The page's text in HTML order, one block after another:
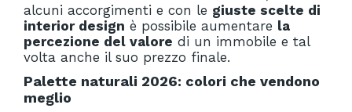
alcuni accorgimenti e con le giuste scelte di
interior design è possibile aumentare la
percezione del valore di un immobile e tal
volta anche il suo prezzo finale.
Palette naturali 2026: colori che vendono
meglio